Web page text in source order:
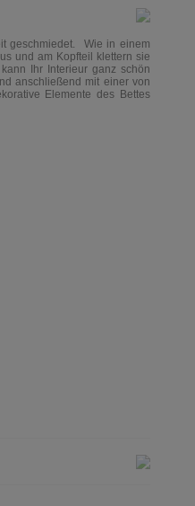
geschmiedet. Wie in einem
und am Kopfteil klettern sie
Ihr Interieur ganz schön
anschließend mit einer von
Elemente des Bettes